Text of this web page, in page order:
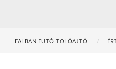
FALBAN FUTÓ TOLÓAJTÓ